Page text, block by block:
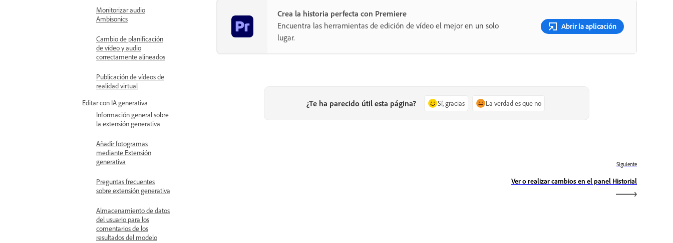
Monitorizar audio
Ambisonics
Cambio de planificación
de vídeo y audio
correctamente alineados
Publicación de vídeos de
realidad virtual
Editar con IA generativa
Información general sobre
la extensión generativa
Añadir fotogramas
mediante Extensión
generativa
Preguntas frecuentes
sobre extensión generativa
Almacenamiento de datos
del usuario para los
comentarios de los
resultados del modelo
Crea la historia perfecta con Premiere
Encuentra las herramientas de edición de vídeo el mejor en un solo
lugar.
Abrir la aplicación
¿Te ha parecido útil esta página? Sí, gracias La verdad es que no
Siguiente
Ver o realizar cambios en el panel Historial